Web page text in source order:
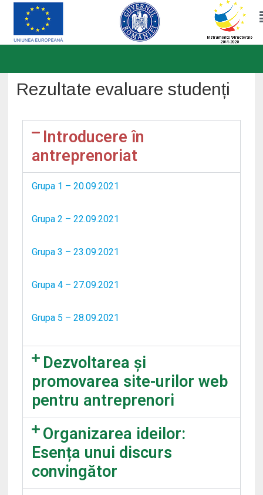
Skip
content
Rezultate evaluare studenți
Introducere în
antreprenoriat
Grupa 1 – 20.09.2021
Grupa 2 – 22.09.2021
Grupa 3 – 23.09.2021
Grupa 4 – 27.09.2021
Grupa 5 – 28.09.2021
Dezvoltarea și
promovarea site-urilor web
pentru antreprenori
Organizarea ideilor:
Esența unui discurs
convingător